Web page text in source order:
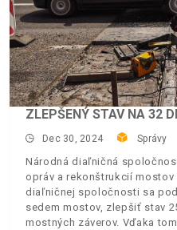
ZLEPŠENÝ STAV NA 32
Dec 30, 2024 Správy
Národná diaľničná
opráv a rekonštrukcií mostov
diaľničnej spoločnosti sa
sedem mostov, zlepšiť stav
mostných záverov. Vďaka